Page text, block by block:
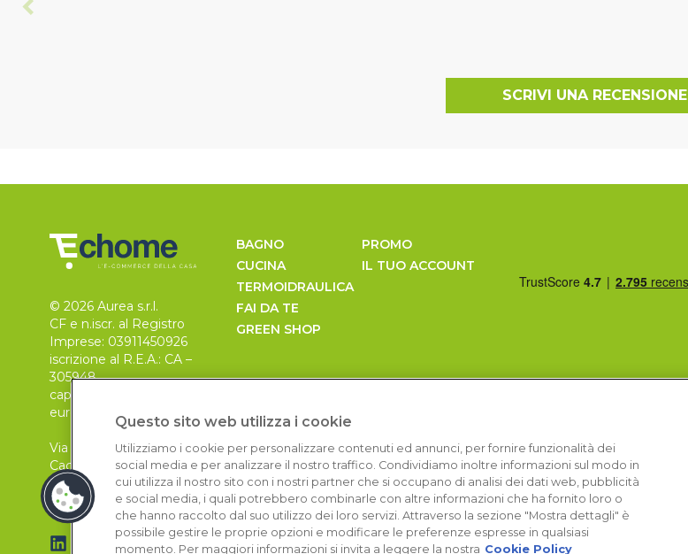
SCRIVI UNA RECENSIONE
© 2026 Aurea s.r.l.
CF e n.iscr. al Registro
Imprese: 03911450926
iscrizione al R.E.A.: CA –
305948
capitale sociale 30.000
euro, i.v.
Via Pietro Leo n. 6
Cagliari
09129
BAGNO
CUCINA
TERMOIDRAULICA
FAI DA TE
GREEN SHOP
PROMO
IL TUO ACCOUNT
Questo sito web utilizza i cookie
Utilizziamo i cookie per personalizzare contenuti ed annunci, per fornire funzionalità dei
social media e per analizzare il nostro traffico. Condividiamo inoltre informazioni sul modo in
cui utilizza il nostro sito con i nostri partner che si occupano di analisi dei dati web, pubblicità
e social media, i quali potrebbero combinarle con altre informazioni che ha fornito loro o
che hanno raccolto dal suo utilizzo dei loro servizi. Attraverso la sezione "Mostra dettagli" è
possibile gestire le proprie opzioni e modificare le preferenze espresse in qualsiasi
momento. Per maggiori informazioni si invita a leggere la nostra Cookie Policy